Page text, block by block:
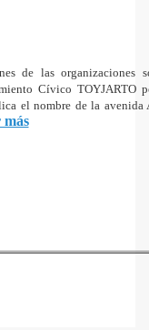
de las organizaciones
Cívico TOYJARTO
el nombre de la
más